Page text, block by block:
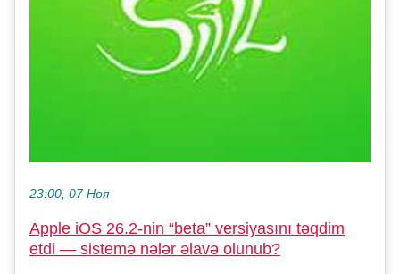
23:00, 07 Ноя
Apple iOS 26.2-nin “beta” versiyasını təqdim
etdi — sistemə nələr əlavə olunub?